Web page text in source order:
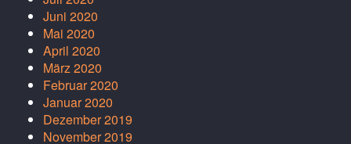
Juni 2020
Mai 2020
April 2020
März 2020
Februar 2020
Januar 2020
Dezember 2019
November 2019